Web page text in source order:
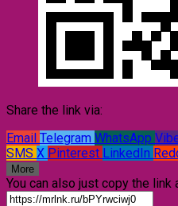
Share the link via:
Email Telegram WhatsApp
SMS X Pinterest LinkedIn
More
You can also just copy the link